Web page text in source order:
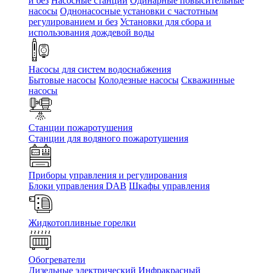
насосы Однонасосные установки с частотным
регулированием и без Установки для сбора и
использования дождевой воды
Насосы для систем водоснабжения
Бытовые насосы Колодезные насосы Скважинные
насосы
Станции пожаротушения
Станции для водяного пожаротушения
Приборы управления и регулирования
Блоки управления DAB Шкафы управления
Жидкотопливные горелки
Обогреватели
Дизельные электрический Инфракрасный